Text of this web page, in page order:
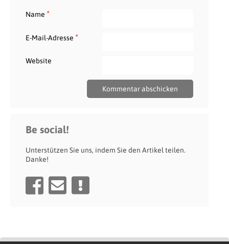
Name *
E-Mail-Adresse *
Website
Be social!
Unterstützen Sie uns, indem Sie den Artikel teilen.
Danke!